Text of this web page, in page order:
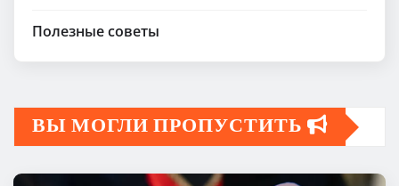
Полезные советы
ВЫ МОГЛИ ПРОПУСТИТЬ